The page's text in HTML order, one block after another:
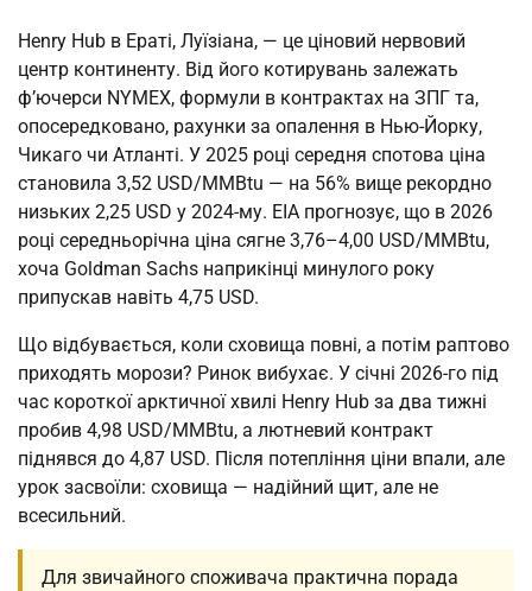
Henry Hub в Ераті, Луїзіана, — це ціновий нервовий
центр континенту. Від його котирувань залежать
ф’ючерси NYMEX, формули в контрактах на ЗПГ та,
опосередковано, рахунки за опалення в Нью-Йорку,
Чикаго чи Атланті. У 2025 році середня спотова ціна
становила 3,52 USD/MMBtu — на 56% вище рекордно
низьких 2,25 USD у 2024-му. EIA прогнозує, що в 2026
році середньорічна ціна сягне 3,76–4,00 USD/MMBtu,
хоча Goldman Sachs наприкінці минулого року
припускав навіть 4,75 USD.
Що відбувається, коли сховища повні, а потім раптово
приходять морози? Ринок вибухає. У січні 2026-го під
час короткої арктичної хвилі Henry Hub за два тижні
пробив 4,98 USD/MMBtu, а лютневий контракт
піднявся до 4,87 USD. Після потепління ціни впали, але
урок засвоїли: сховища — надійний щит, але не
всесильний.
Для звичайного споживача практична порада